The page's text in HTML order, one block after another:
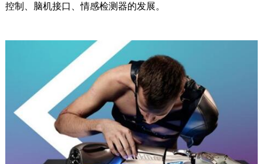
控制、脑机接口、情感检测器的发展。